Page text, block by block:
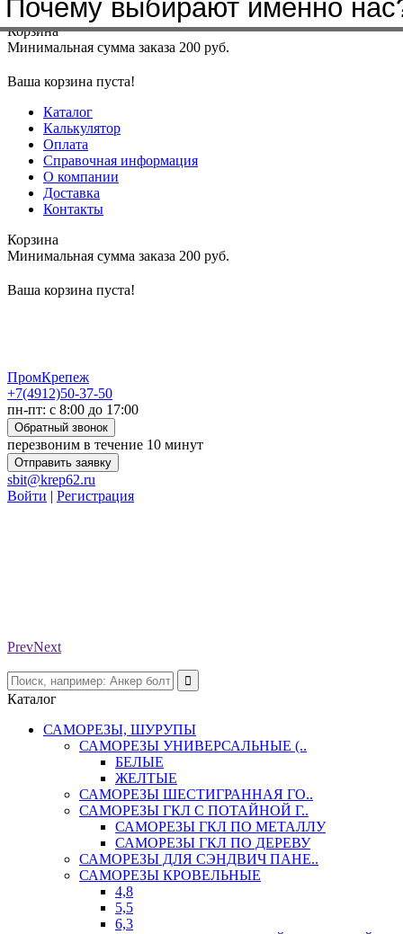
Меню+7(4912)50-37-50sbit@krep62.ru
Корзина
Минимальная сумма заказа 200 руб.
Ваша корзина пуста!
Каталог
Калькулятор
Оплата
Справочная информация
О компании
Доставка
Контакты
Корзина
Минимальная сумма заказа 200 руб.
Ваша корзина пуста!
ПромКрепеж
+7(4912)50-37-50
пн-пт: с 8:00 до 17:00
Обратный звонок
перезвоним в течение 10 минут
Отправить заявку
sbit@krep62.ru
Войти | Регистрация
PrevNext
Каталог
САМОРЕЗЫ, ШУРУПЫ
САМОРЕЗЫ УНИВЕРСАЛЬНЫЕ (..
БЕЛЫЕ
ЖЕЛТЫЕ
САМОРЕЗЫ ШЕСТИГРАННАЯ ГО..
САМОРЕЗЫ ГКЛ С ПОТАЙНОЙ Г..
САМОРЕЗЫ ГКЛ ПО МЕТАЛЛУ
САМОРЕЗЫ ГКЛ ПО ДЕРЕВУ
САМОРЕЗЫ ДЛЯ СЭНДВИЧ ПАНЕ..
САМОРЕЗЫ КРОВЕЛЬНЫЕ
4,8
5,5
6,3
Почему выбирают именно